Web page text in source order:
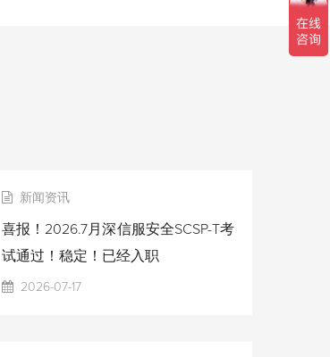
新闻资讯
喜报！2026.7月深信服安全SCSP-T考
试通过！稳定！已经入职
2026-07-17